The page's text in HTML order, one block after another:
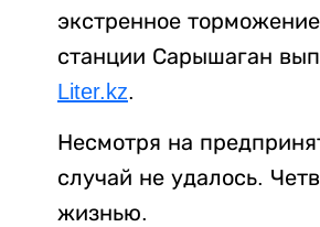
экстренное
станции Сарышаган
Liter.kz.
Несмотря на
случай не удалось.
жизнью.